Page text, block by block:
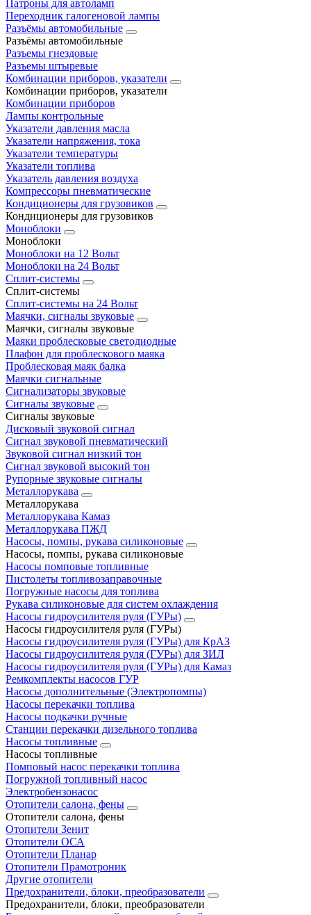
Патроны для автоламп
Переходник галогеновой лампы
Разъёмы автомобильные
Разъёмы автомобильные
Разъемы гнездовые
Разъемы штыревые
Комбинации приборов, указатели
Комбинации приборов, указатели
Комбинации приборов
Лампы контрольные
Указатели давления масла
Указатели напряжения, тока
Указатели температуры
Указатели топлива
Указатель давления воздуха
Компрессоры пневматические
Кондиционеры для грузовиков
Кондиционеры для грузовиков
Моноблоки
Моноблоки
Моноблоки на 12 Вольт
Моноблоки на 24 Вольт
Сплит-системы
Сплит-системы
Сплит‑системы на 24 Вольт
Маячки, сигналы звуковые
Маячки, сигналы звуковые
Маяки проблесковые светодиодные
Плафон для проблескового маяка
Проблесковая маяк балка
Маячки сигнальные
Сигнализаторы звуковые
Сигналы звуковые
Сигналы звуковые
Дисковый звуковой сигнал
Сигнал звуковой пневматический
Звуковой сигнал низкий тон
Сигнал звуковой высокий тон
Рупорные звуковые сигналы
Металлорукава
Металлорукава
Металлорукава Камаз
Металлорукава ПЖД
Насосы, помпы, рукава силиконовые
Насосы, помпы, рукава силиконовые
Насосы помповые топливные
Пистолеты топливозаправочные
Погружные насосы для топлива
Рукава силиконовые для систем охлаждения
Насосы гидроусилителя руля (ГУРы)
Насосы гидроусилителя руля (ГУРы)
Насосы гидроусилителя руля (ГУРы) для КрАЗ
Насосы гидроусилителя руля (ГУРы) для ЗИЛ
Насосы гидроусилителя руля (ГУРы) для Камаз
Ремкомплекты насосов ГУР
Насосы дополнительные (Электропомпы)
Насосы перекачки топлива
Насосы подкачки ручные
Станции перекачки дизельного топлива
Насосы топливные
Насосы топливные
Помповый насос перекачки топлива
Погружной топливный насос
Электробензонасос
Отопители салона, фены
Отопители салона, фены
Отопители Зенит
Отопители ОСА
Отопители Планар
Отопители Прамотроник
Другие отопители
Предохранители, блоки, преобразователи
Предохранители, блоки, преобразователи